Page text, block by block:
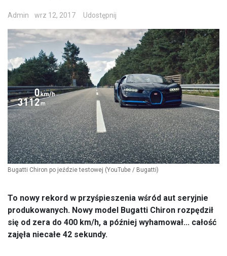
Admin wrz 12, 2017 Udostępnij
Bugatti Chiron po jeździe testowej (YouTube / Bugatti)
To nowy rekord w przyśpieszenia wśród aut seryjnie
produkowanych. Nowy model Bugatti Chiron rozpędził
się od zera do 400 km/h, a później wyhamował... całość
zajęła niecałe 42 sekundy.